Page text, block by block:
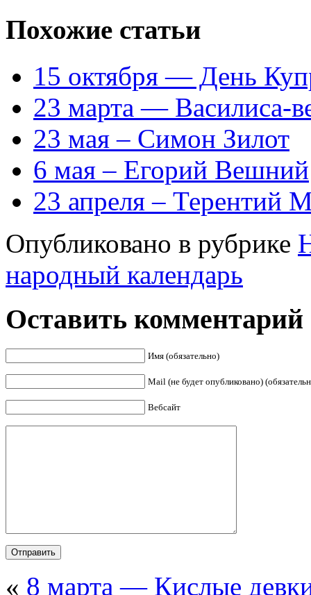
Похожие статьи
15 октября — День
23 марта — Василиса-
23 мая – Симон Зилот
6 мая – Егорий Вешний
23 апреля – Терентий
Опубликовано в рубрике
народный календарь
Оставить комментарий
Имя (обязательно)
Mail (не будет опубликовано)
Вебсайт
« 8 марта — Кислые